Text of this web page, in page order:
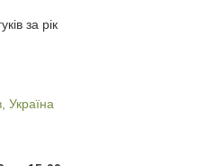
за рік
Україна